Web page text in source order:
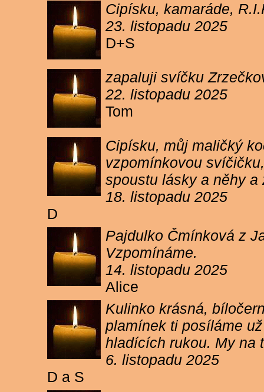
Cipísku, kamaráde,
23. listopadu 2025
D+S
zapaluji svíčku
22. listopadu 2025
Tom
Cipísku, můj maličký
vzpomínkovou
spoustu lásky a něhy
18. listopadu 2025
D
Pajdulko Čmínková z
Vzpomínáme.
14. listopadu 2025
Alice
Kulinko krásná,
plamínek ti posíláme
hladících rukou. My na
6. listopadu 2025
D a S